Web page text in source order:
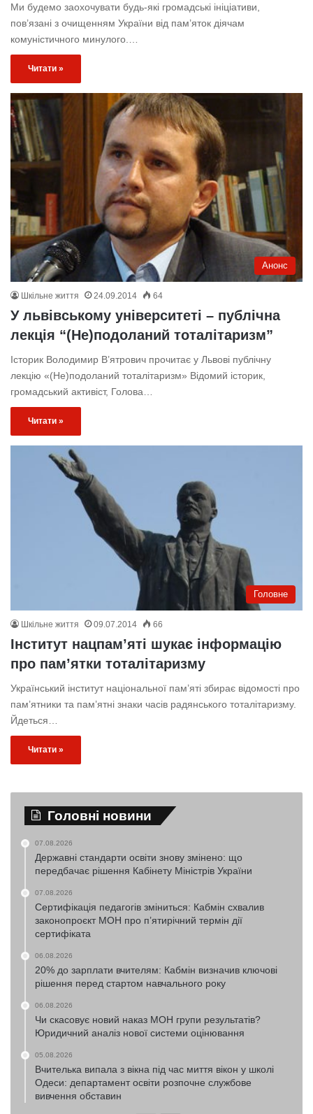
Ми будемо заохочувати будь-які громадські ініціативи,
пов’язані з очищенням України від пам’яток діячам
комуністичного минулого.…
Читати »
Анонс
Шкільне життя 24.09.2014 64
У львівському університеті – публічна
лекція “(Не)подоланий тоталітаризм”
Історик Володимир В’ятрович прочитає у Львові публічну
лекцію «(Не)подоланий тоталітаризм» Відомий історик,
громадський активіст, Голова…
Читати »
Головне
Шкільне життя 09.07.2014 66
Інститут нацпам’яті шукає інформацію
про пам’ятки тоталітаризму
Український інститут національної пам’яті збирає відомості про
пам’ятники та пам’ятні знаки часів радянського тоталітаризму.
Йдеться…
Читати »
Головні новини
07.08.2026
Державні стандарти освіти знову змінено: що
передбачає рішення Кабінету Міністрів України
07.08.2026
Сертифікація педагогів зміниться: Кабмін схвалив
законопроєкт МОН про п’ятирічний термін дії
сертифіката
06.08.2026
20% до зарплати вчителям: Кабмін визначив ключові
рішення перед стартом навчального року
06.08.2026
Чи скасовує новий наказ МОН групи результатів?
Юридичний аналіз нової системи оцінювання
05.08.2026
Вчителька випала з вікна під час миття вікон у школі
Одеси: департамент освіти розпочне службове
вивчення обставин